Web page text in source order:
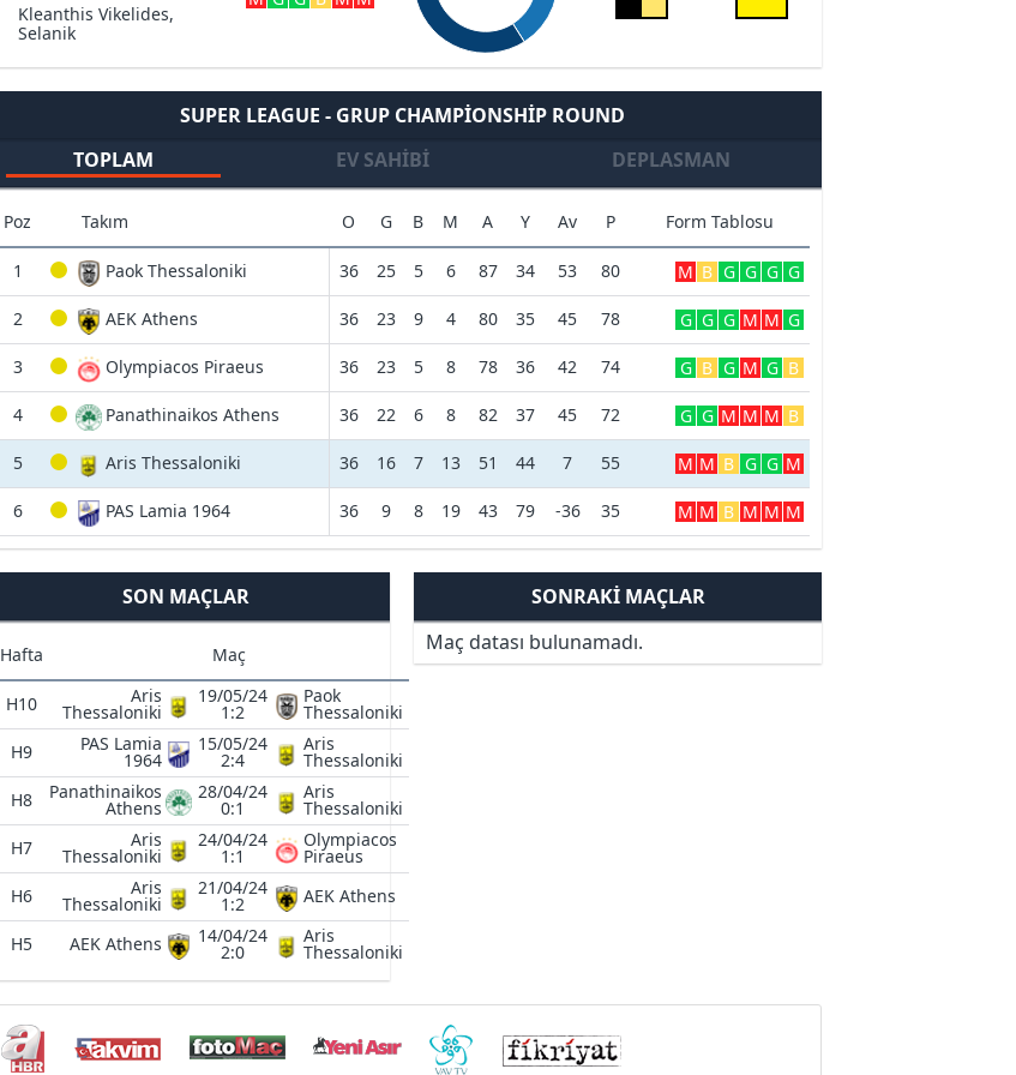
Kleanthis Vikelides,
Selanik
SUPER LEAGUE - GRUP CHAMPIONSHIP ROUND
TOPLAM
EV SAHIBI DEPLASMAN
Poz Takım O G B M A Y Av P Form Tablosu
1 Paok Thessaloniki 36 25 5 6 87 34 53 80 M B G G G G
2 AEK Athens 36 23 9 4 80 35 45 78 G G G M M G
3 Olympiacos Piraeus 36 23 5 8 78 36 42 74 G B G M G B
4 Panathinaikos Athens 36 22 6 8 82 37 45 72 G G M M M B
5 Aris Thessaloniki 36 16 7 13 51 44 7 55 M M B G G M
6 PAS Lamia 1964 36 9 8 19 43 79 -36 35 M M B M M M
SON MAÇLAR
Hafta Maç
H10 Aris
Thessaloniki
19/05/24
1:2
Paok
Thessaloniki
H9
PAS Lamia
1964
15/05/24
2:4
Aris
Thessaloniki
H8
Panathinaikos
Athens
28/04/24
0:1
Aris
Thessaloniki
H7
Aris
Thessaloniki
24/04/24
1:1
Olympiacos
Piraeus
H6
Aris
Thessaloniki
21/04/24
1:2 AEK Athens
H5 AEK Athens 14/04/24
2:0
Aris
Thessaloniki
SONRAKI MAÇLAR
Maç datası bulunamadı.